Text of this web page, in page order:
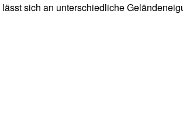
sich an unterschiedliche